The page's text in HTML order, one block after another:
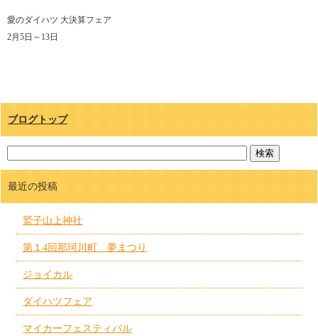
愛のダイハツ 大決算フェア
2月5日～13日
ブログトップ
最近の投稿
鷲子山上神社
第１4回那珂川町 夢まつり
ジョイカル
ダイハツフェア
マイカーフェスティバル